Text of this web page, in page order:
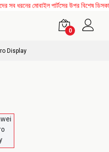
ধরনের মোবাইল পার্টসের উপর বিশেষ
0
Display